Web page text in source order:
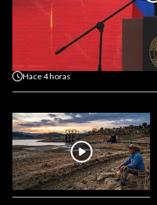
Hace4 horas